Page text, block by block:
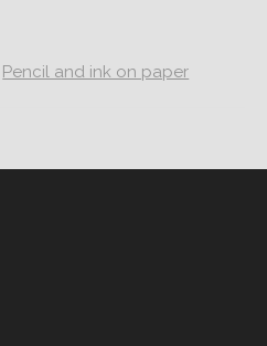
Pencil and ink on paper